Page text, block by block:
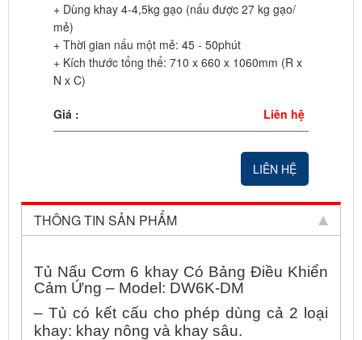
+ Dùng khay 4-4,5kg gạo (nấu được 27 kg gạo/
mẻ)
+ Thời gian nấu một mẻ: 45 - 50phút
+ Kích thước tổng thể: 710 x 660 x 1060mm (R x
N x C)
Giá : Liên hệ
LIÊN HỆ
THÔNG TIN SẢN PHẨM
Tủ Nấu Cơm 6 khay Có Bảng Điều Khiển
Cảm Ứng – Model: DW6K-DM
– Tủ có kết cấu cho phép dùng cả 2 loại
khay: khay nông và khay sâu.